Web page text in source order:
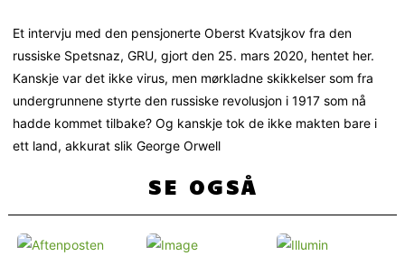
Et intervju med den pensjonerte Oberst Kvatsjkov fra den
russiske Spetsnaz, GRU, gjort den 25. mars 2020, hentet her.
Kanskje var det ikke virus, men mørkladne skikkelser som fra
undergrunnene styrte den russiske revolusjon i 1917 som nå
hadde kommet tilbake? Og kanskje tok de ikke makten bare i
ett land, akkurat slik George Orwell
SE OGSÅ